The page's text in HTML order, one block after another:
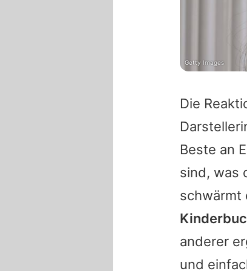
Die
Beste an
sind, was
schwärmt
anderer
und
Getty Images